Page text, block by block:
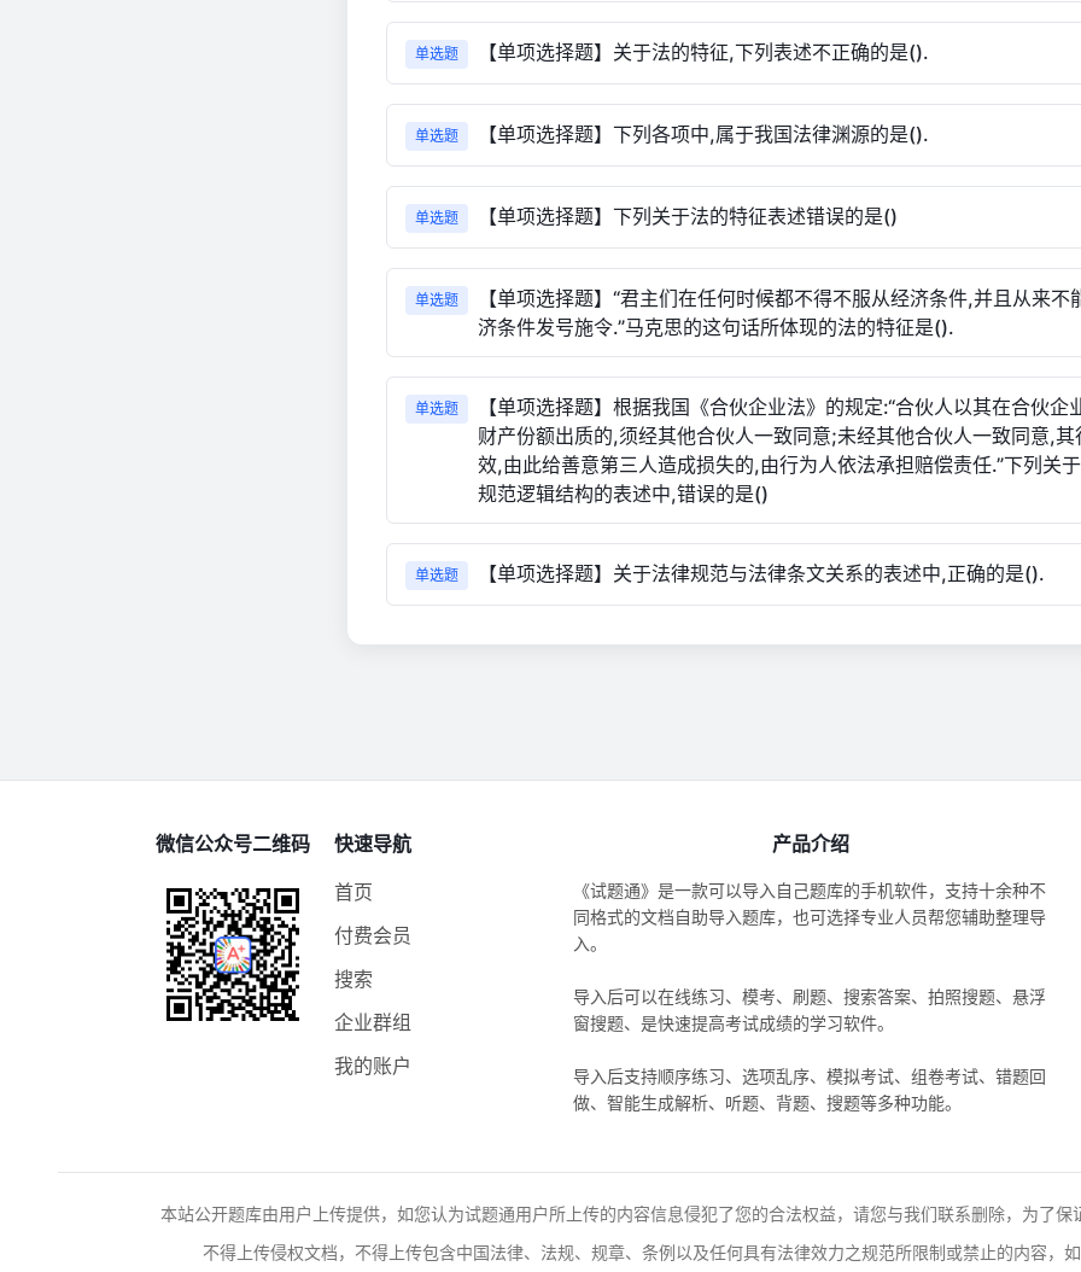
单选题 【单项选择题】关于法的特征,下列表述不正确的是().
单选题 【单项选择题】下列各项中,属于我国法律渊源的是().
单选题 【单项选择题】下列关于法的特征表述错误的是()
单选题
【单项选择题】“君主们在任何时候都不得不服从经济条件,并且从来不
济条件发号施令.”马克思的这句话所体现的法的特征是().
单选题
【单项选择题】根据我国《合伙企业法》的规定:“合伙人以其在合伙企
财产份额出质的,须经其他合伙人一致同意;未经其他合伙人一致同意,其
效,由此给善意第三人造成损失的,由行为人依法承担赔偿责任.”下列关
规范逻辑结构的表述中,错误的是()
单选题 【单项选择题】关于法律规范与法律条文关系的表述中,正确的是().
微信公众号二维码
快速导航
首页
付费会员
搜索
企业群组
我的账户
产品介绍
《试题通》是一款可以导入自己题库的手机软件，支持十余种不
同格式的文档自助导入题库，也可选择专业人员帮您辅助整理导
入。
导入后可以在线练习、模考、刷题、搜索答案、拍照搜题、悬浮
窗搜题、是快速提高考试成绩的学习软件。
导入后支持顺序练习、选项乱序、模拟考试、组卷考试、错题回
做、智能生成解析、听题、背题、搜题等多种功能。
本站公开题库由用户上传提供，如您认为试题通用户所上传的内容信息侵犯了您的合法权益，请您与我们联系删除，为了
不得上传侵权文档，不得上传包含中国法律、法规、规章、条例以及任何具有法律效力之规范所限制或禁止的内容，